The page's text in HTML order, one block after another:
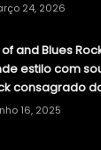
24, 2026
and Blues
estilo com
consagrado
16, 2025